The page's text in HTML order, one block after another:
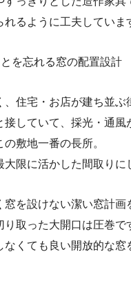
るように工夫していま
を忘れる窓の配置設計
住宅・お店が建ち並ぶ
していて、採光・通風
の敷地一番の長所。
限に活かした間取りに
を設けない潔い窓計画
取った大開口は圧巻で
くても良い開放的な窓